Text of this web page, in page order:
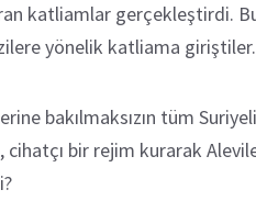
katliamlar gerçekleştirdi.
yönelik katliama giriştiler.
bakılmaksızın tüm
bir rejim kurarak